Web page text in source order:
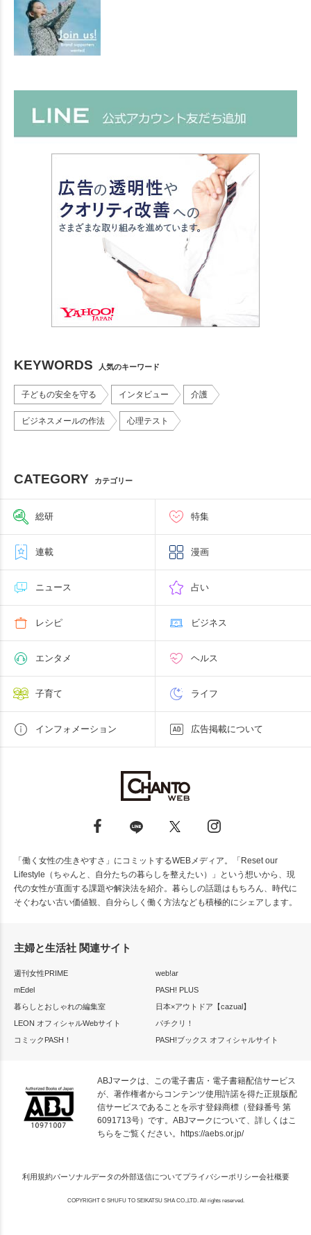
KEYWORDS 人気のキーワード
子どもの安全を守る インタビュー 介護
ビジネスメールの作法 心理テスト
CATEGORY カテゴリー
総研 特集
連載 漫画
ニュース 占い
レシピ ビジネス
エンタメ ヘルス
子育て ライフ
インフォメーション 広告掲載について
「働く女性の生きやすさ」にコミットするWEBメディア。「Reset our
Lifestyle（ちゃんと、自分たちの暮らしを整えたい）」という想いから、現
代の女性が直面する課題や解決法を紹介。暮らしの話題はもちろん、時代に
そぐわない古い価値観、自分らしく働く方法なども積極的にシェアします。
主婦と生活社 関連サイト
週刊女性PRIME
web!ar
mEdel
PASH! PLUS
暮らしとおしゃれの編集室
日本×アウトドア【cazual】
LEON オフィシャルWebサイト
パチクリ！
コミックPASH！
PASH!ブックス オフィシャルサイト
ABJマークは、この電子書店・電子書籍配信サービス
が、著作権者からコンテンツ使用許諾を得た正規版配
信サービスであることを示す登録商標（登録番号 第
6091713号）です。ABJマークについて、詳しくはこ
ちらをご覧ください。
https://aebs.or.jp/
利用規約パーソナルデータの外部送信についてプライバシーポリシー会社概要
COPYRIGHT © SHUFU TO SEIKATSU SHA CO.,LTD. All rights reserved.